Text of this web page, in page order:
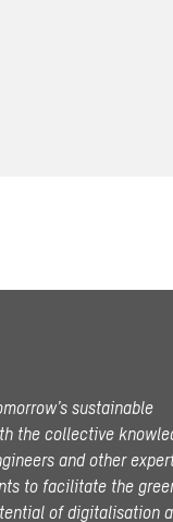
sustainable
the collective
and other
to facilitate the
of digitalisation